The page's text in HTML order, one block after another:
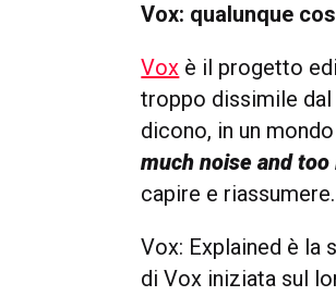
Vox: qualunque
Vox è il progetto
troppo dissimile dal
dicono, in un
much noise and
capire e riassumere.
Vox: Explained è la
di Vox iniziata sul